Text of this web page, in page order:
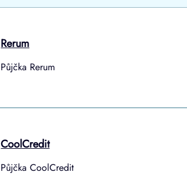
Rerum
Půjčka Rerum
CoolCredit
Půjčka CoolCredit